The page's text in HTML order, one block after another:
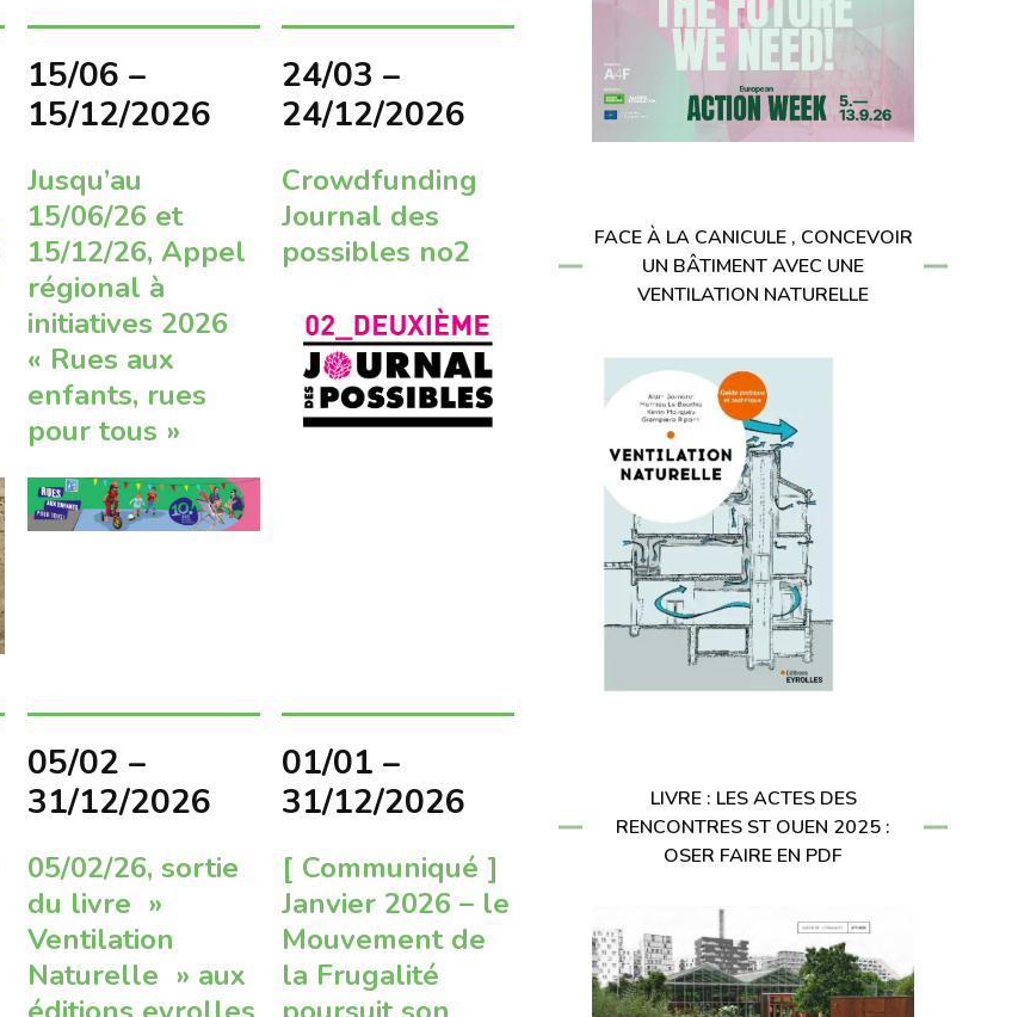
15/06 –
15/12/2026
Jusqu’au
15/06/26 et
15/12/26, Appel
régional à
initiatives 2026
« Rues aux
enfants, rues
pour tous »
24/03 –
24/12/2026
Crowdfunding
Journal des
possibles no2
05/02 –
31/12/2026
05/02/26, sortie
du livre »
Ventilation
Naturelle » aux
01/01 –
31/12/2026
[ Communiqué ]
Janvier 2026 – le
Mouvement de
la Frugalité
FACE À LA CANICULE , CONCEVOIR
UN BÂTIMENT AVEC UNE
VENTILATION NATURELLE
LIVRE : LES ACTES DES
RENCONTRES ST OUEN 2025 :
OSER FAIRE EN PDF